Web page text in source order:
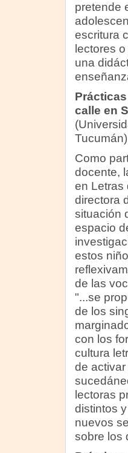
pretende
escritura
lectores
una
calle en
Como
docente,
en Letras
directora
situación
espacio
estos
de las
"...se
de los
con los
cultura
de
lectoras
distintos
nuevos
sobre los